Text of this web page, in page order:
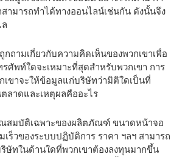
ามารถทําได้ทางออนไลน์เช่นกัน ดังนั้นจึง
ถามเกี่ยวกับความคิดเห็นของพวกเขาเพื่อ
รศัพท์ใดจะเหมาะที่สุดสําหรับพวกเขา การ
เขาจะให้ข้อมูลแก่บริษัทว่ามิติใดเป็นที่
ลาดและเหตุผลคืออะไร
ณสมบัติเฉพาะของผลิตภัณฑ์ ขนาดหน้าจอ
ร็วของระบบปฏิบัติการ ราคา ฯลฯ สามารถ
ษัทในด้านใดที่พวกเขาต้องลงทุนมากขึ้น